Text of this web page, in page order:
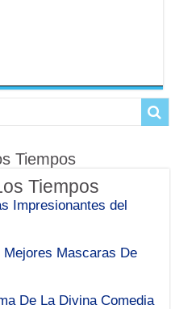
Tiempos
Tiempos
Impresionantes del
Mascaras De
De La Divina Comedia